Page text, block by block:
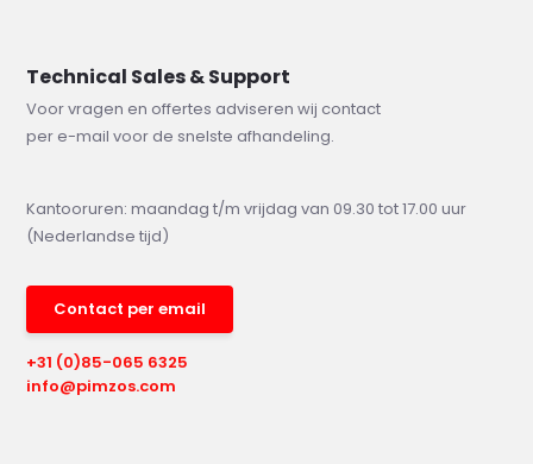
Technical Sales & Support
Voor vragen en offertes adviseren wij contact
per e-mail voor de snelste afhandeling.
Kantooruren: maandag t/m vrijdag van 09.30 tot 17.00 uur
(Nederlandse tijd)
Contact per email
+31 (0)85-065 6325
info@pimzos.com